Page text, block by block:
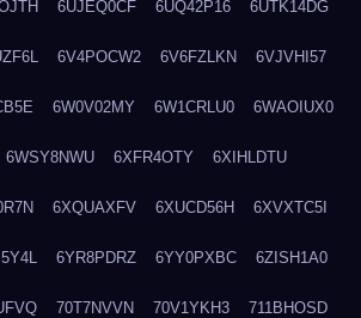
6UJEQ0CF 6UQ42P16 6UTK14DG
6V4POCW2 6V6FZLKN 6VJVHI57
6W0V02MY 6W1CRLU0 6WAOIUX0
6WSY8NWU 6XFR4OTY 6XIHLDTU
6XQUAXFV 6XUCD56H 6XVXTC5I
6YR8PDRZ 6YY0PXBC 6ZISH1A0
70T7NVVN 70V1YKH3 711BHOSD